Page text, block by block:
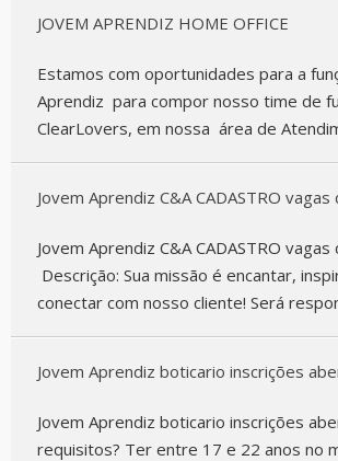
JOVEM APRENDIZ HOME OFFICE
Estamos com oportunidades para a
Aprendiz para compor nosso time de
ClearLovers, em nossa área de
Jovem Aprendiz C&A CADASTRO
Jovem Aprendiz C&A CADASTRO
Descrição: Sua missão é encantar,
conectar com nosso cliente! Será
Jovem Aprendiz boticario inscrições
Jovem Aprendiz boticario inscrições
requisitos? Ter entre 17 e 22 anos no